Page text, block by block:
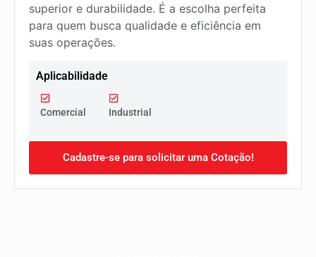
superior e durabilidade. É a escolha perfeita
para quem busca qualidade e eficiência em
suas operações.
Aplicabilidade
Comercial Industrial
Cadastre-se para solicitar uma Cotação!